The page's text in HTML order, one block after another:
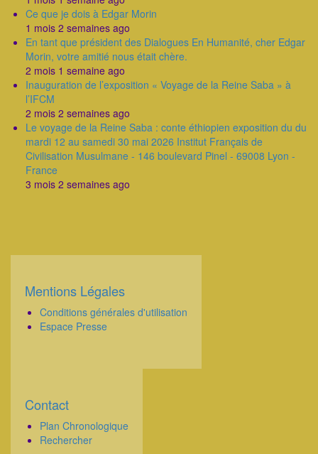
Ce que je dois à Edgar Morin
1 mois 2 semaines ago
En tant que président des Dialogues En Humanité, cher Edgar
Morin, votre amitié nous était chère.
2 mois 1 semaine ago
Inauguration de l’exposition « Voyage de la Reine Saba » à
l’IFCM
2 mois 2 semaines ago
Le voyage de la Reine Saba : conte éthiopien exposition du du
mardi 12 au samedi 30 mai 2026 Institut Français de
Civilisation Musulmane - 146 boulevard Pinel - 69008 Lyon -
France
3 mois 2 semaines ago
Corps
Mentions Légales
Conditions générales d'utilisation
Espace Presse
Corps
Contact
Plan Chronologique
Rechercher